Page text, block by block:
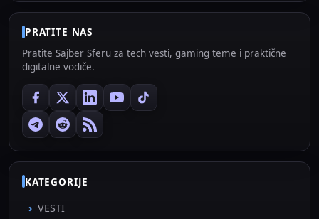
PRATITE NAS
Pratite Sajber Sferu za tech vesti, gaming teme i praktične
digitalne vodiče.
KATEGORIJE
VESTI